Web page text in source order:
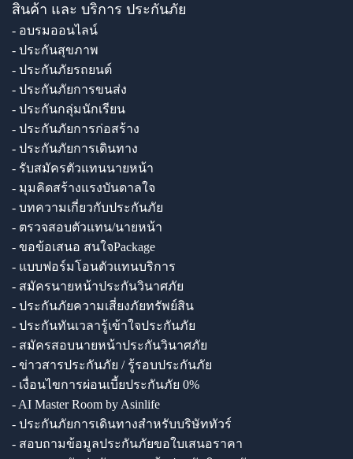
สินค้า และ บริการ ประกันภัย
- อบรมออนไลน์
- ประกันสุขภาพ
- ประกันภัยรถยนต์
- ประกันภัยการขนส่ง
- ประกันกลุ่มนักเรียน
- ประกันภัยการก่อสร้าง
- ประกันภัยการเดินทาง
- รับสมัครตัวแทนนายหน้า
- มุมคิดสร้างแรงบันดาลใจ
- บทความเกี่ยวกับประกันภัย
- ตรวจสอบตัวแทน/นายหน้า
- ขอข้อเสนอ สนใจPackage
- แบบฟอร์มโอนตัวแทนบริการ
- สมัครนายหน้าประกันวินาศภัย
- ประกันภัยความเสี่ยงภัยทรัพย์สิน
- ประกันทันเวลารู้เข้าใจประกันภัย
- สมัครสอบนายหน้าประกันวินาศภัย
- ข่าวสารประกันภัย / รู้รอบประกันภัย
- เงื่อนไขการผ่อนเบี้ยประกันภัย 0%
- AI Master Room by Asinlife
- ประกันภัยการเดินทางสำหรับบริษัททัวร์
- สอบถามข้อมูลประกันภัยขอใบเสนอราคา